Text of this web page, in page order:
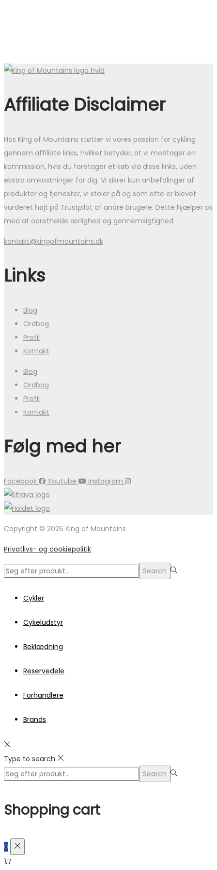
Affiliate Disclaimer
Hos King of Mountains støtter vi vores passion for cykling
gennem affiliate links, hvilket betyder, at vi modtager en
kommission, hvis du foretager et køb via disse links, uden
ekstra omkostninger for dig. Vi sikrer kun anbefalinger af
produkter og tjenester, vi stoler på og som ofte er blevet
vurderet højt på Trustpilot af andre brugere. Dette hjælper os
med at opretholde ærlighed og gennemsigtighed.
kontakt@kingofmountains.dk
Links
Blog
Ordbog
Profil
Kontakt
Blog
Ordbog
Profil
Kontakt
Følg med her
Facebook Youtube Instagram
Copyright © 2026 King of Mountains
Privatlivs- og cookiepolitik
Search
Search
Cykler
Cykeludstyr
Beklædning
Reservedele
Forhandlere
Brands
Type to search
Search
Search
Shopping cart
0